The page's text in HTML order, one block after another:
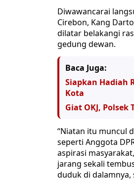
Diwawancarai
Cirebon, Kang
dilatar belakangi
gedung dewan.
Baca Juga:
Siapkan Hadiah
Kota
Giat OKJ,
“Niatan itu muncul
seperti Anggota
aspirasi
jarang sekali
duduk di dalamnya,